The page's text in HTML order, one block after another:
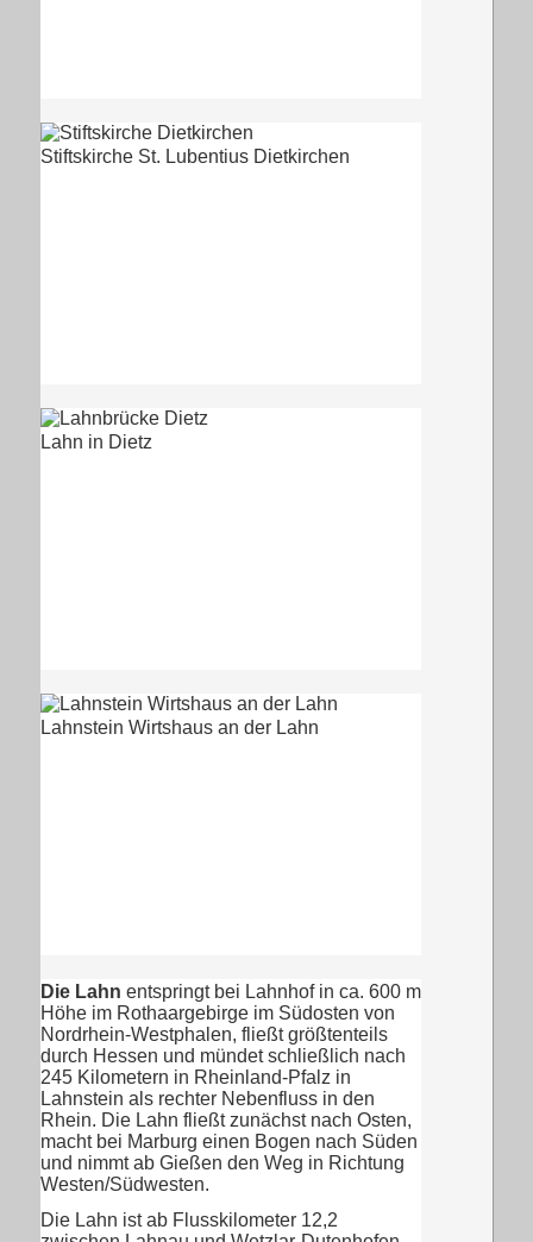
Stiftskirche St. Lubentius Dietkirchen
Lahn in Dietz
Lahnstein Wirtshaus an der Lahn
Die Lahn entspringt bei Lahnhof in ca. 600 m
Höhe im Rothaargebirge im Südosten von
Nordrhein-Westphalen, fließt größtenteils
durch Hessen und mündet schließlich nach
245 Kilometern in Rheinland-Pfalz in
Lahnstein als rechter Nebenfluss in den
Rhein. Die Lahn fließt zunächst nach Osten,
macht bei Marburg einen Bogen nach Süden
und nimmt ab Gießen den Weg in Richtung
Westen/Südwesten.
Die Lahn ist ab Flusskilometer 12,2